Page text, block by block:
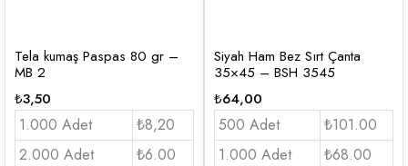
Tela kumaş Paspas 80 gr –
MB 2
₺3,50
1.000 Adet
₺8,20
2.000 Adet
₺6.00
Siyah Ham Bez Sırt Çanta
35×45 – BSH 3545
₺64,00
500 Adet
₺101.00
1.000 Adet
₺68.00